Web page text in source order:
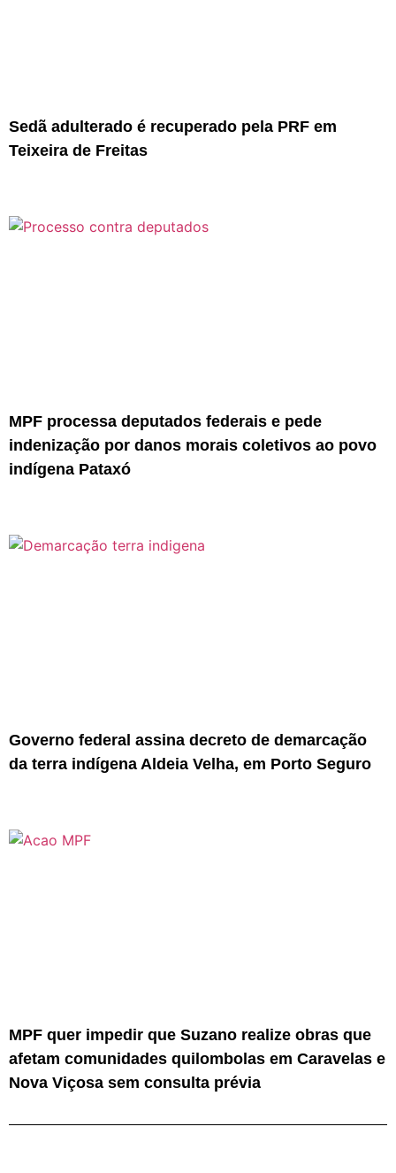
Sedã adulterado é recuperado pela PRF em
Teixeira de Freitas
MPF processa deputados federais e pede
indenização por danos morais coletivos ao povo
indígena Pataxó
Governo federal assina decreto de demarcação
da terra indígena Aldeia Velha, em Porto Seguro
MPF quer impedir que Suzano realize obras que
afetam comunidades quilombolas em Caravelas e
Nova Viçosa sem consulta prévia